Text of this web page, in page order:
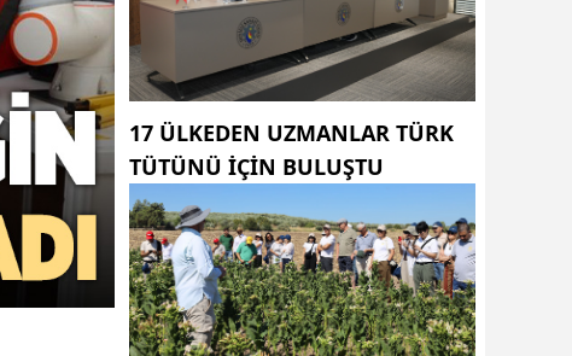
17 ÜLKEDEN UZMANLAR TÜRK
TÜTÜNÜ IÇIN BULUŞTU